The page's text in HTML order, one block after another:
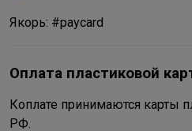
Якорь: #paycard
Оплата пластиковой
Коплате принимаются карты
РФ.